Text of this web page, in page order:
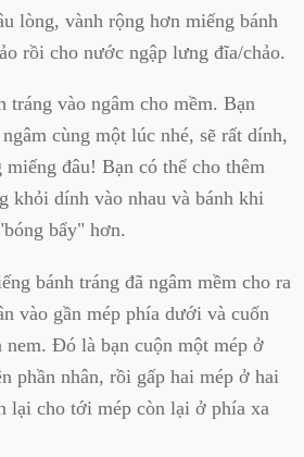
lòng, vành rộng hơn miếng bánh
rồi cho nước ngập lưng đĩa/chảo.
tráng vào ngâm cho mềm. Bạn
cùng một lúc nhé, sẽ rất dính,
đâu! Bạn có thể cho thêm
khỏi dính vào nhau và bánh khi
bẩy" hơn.
bánh tráng đã ngâm mềm cho ra
vào gần mép phía dưới và cuốn
nem. Đó là bạn cuộn một mép ở
phần nhân, rồi gấp hai mép ở hai
lại cho tới mép còn lại ở phía xa